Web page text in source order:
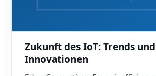
Zukunft des IoT: Trends und
Innovationen